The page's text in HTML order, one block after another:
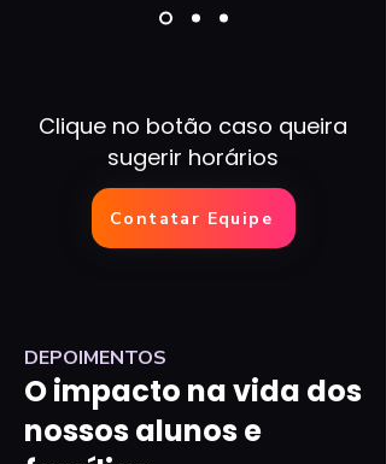
Clique no botão caso queira
sugerir horários
Contatar Equipe
DEPOIMENTOS
O impacto na vida dos
nossos alunos e